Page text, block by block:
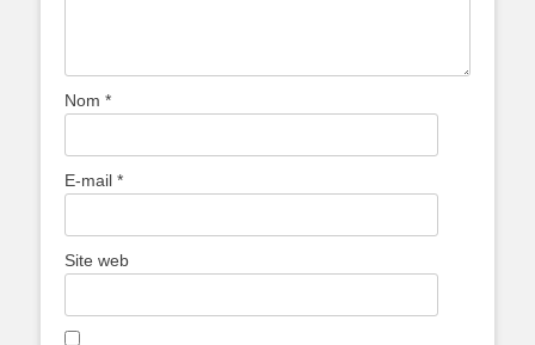
Nom *
E-mail *
Site web